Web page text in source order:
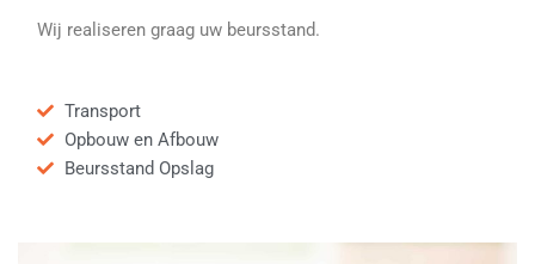
Wij realiseren graag uw beursstand.
Transport
Opbouw en Afbouw
Beursstand Opslag